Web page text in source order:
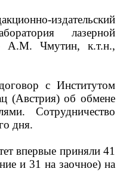
издательский
лазерной
А.М. Чмутин, к.т.н.,
с Институтом
(Австрия) об обмене
Сотрудничество
дня.
впервые приняли 41
и 31 на заочное) на